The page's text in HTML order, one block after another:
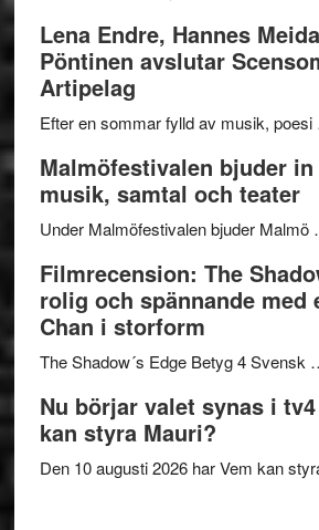
Lena Endre, Hannes
Pöntinen avslutar
Artipelag
Efter en sommar fylld av musik,
Malmöfestivalen bjuder
musik, samtal och teater
Under Malmöfestivalen bjuder Malmö
Filmrecension: The
rolig och spännande med
Chan i storform
The Shadow´s Edge Betyg 4 Svensk
Nu börjar valet synas i
kan styra Mauri?
Den 10 augusti 2026 har Vem kan